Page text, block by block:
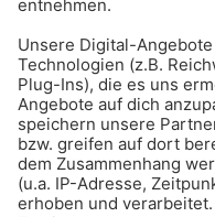
ANZEIGE -
den Triassic